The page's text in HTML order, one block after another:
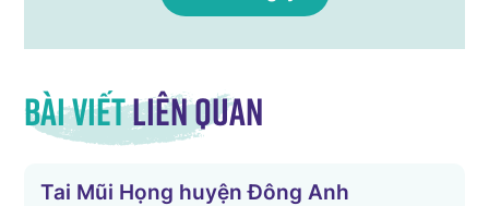
Bài viếtliên quan
Tai Mũi Họng huyện Đông Anh